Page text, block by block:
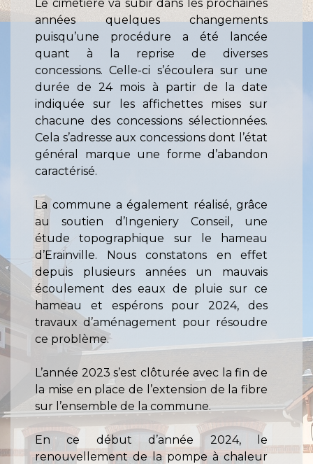
Le cimetière va subir dans les prochaines
années quelques changements
puisqu’une procédure a été lancée
quant à la reprise de diverses
concessions. Celle-ci s’écoulera sur une
durée de 24 mois à partir de la date
indiquée sur les affichettes mises sur
chacune des concessions sélectionnées.
Cela s’adresse aux concessions dont l’état
général marque une forme d’abandon
caractérisé.
La commune a également réalisé, grâce
au soutien d’Ingeniery Conseil, une
étude topographique sur le hameau
d’Erainville. Nous constatons en effet
depuis plusieurs années un mauvais
écoulement des eaux de pluie sur ce
hameau et espérons pour 2024, des
travaux d’aménagement pour résoudre
ce problème.
L’année 2023 s’est clôturée avec la fin de
la mise en place de l’extension de la fibre
sur l’ensemble de la commune.
En ce début d’année 2024, le
renouvellement de la pompe à chaleur